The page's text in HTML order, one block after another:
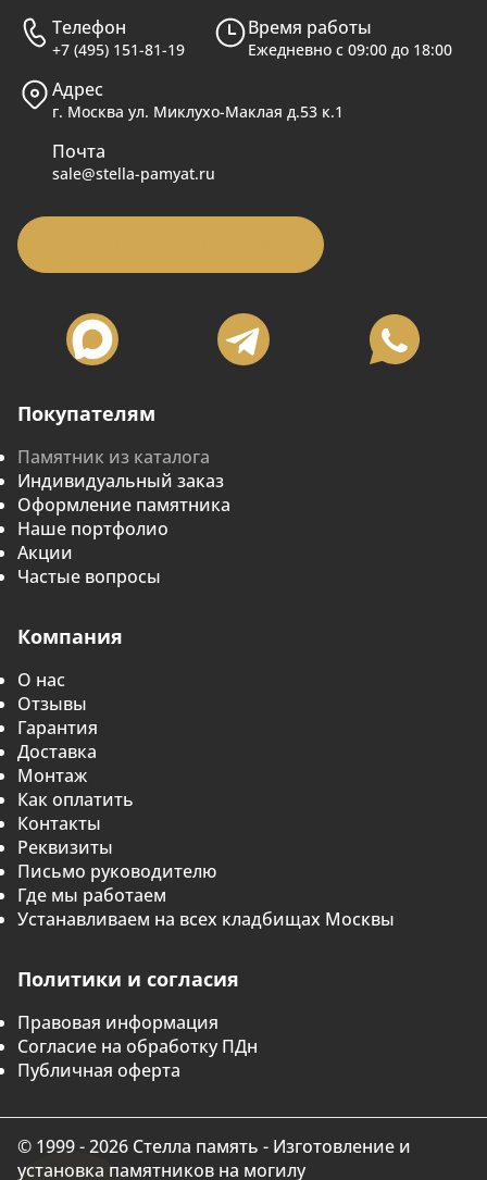
Покупателям
Памятник из каталога
Индивидуальный заказ
Оформление памятника
Наше портфолио
Акции
Частые вопросы
Компания
О нас
Отзывы
Гарантия
Доставка
Монтаж
Как оплатить
Контакты
Реквизиты
Письмо руководителю
Где мы работаем
Устанавливаем на всех кладбищах Москвы
Политики и согласия
Правовая информация
Согласие на обработку ПДн
Публичная оферта
Телефон
+7 (495) 151-81-19
Время работы
Ежедневно с 09:00 до 18:00
Адрес
г. Москва ул. Миклухо-Маклая д.53 к.1
Почта
sale@stella-pamyat.ru
© 1999 - 2026 Стелла память - Изготовление и
установка памятников на могилу